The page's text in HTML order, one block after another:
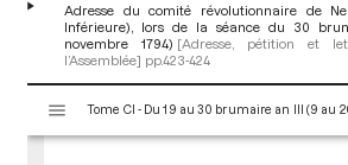
Adresse du comité révolutionnaire de
Inférieure), lors de la séance du 30
novembre 1794) [Adresse, pétition et
l’Assemblée] pp.423-424
s
Tome CI - Du 19 au 30 brumaire an III (9 au